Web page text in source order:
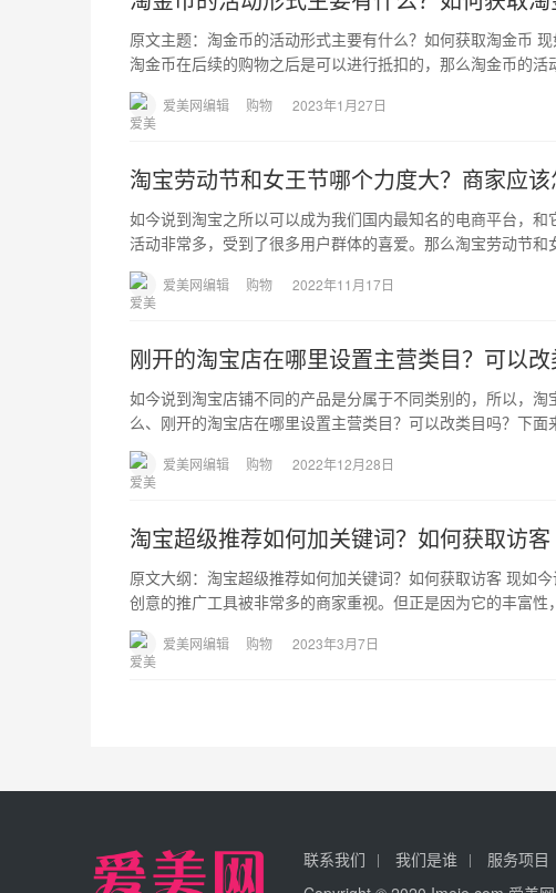
原文主题：淘金币的活动形式主要有什么？如何获取淘金币
淘金币在后续的购物之后是可以进行抵扣的，那么淘金币的
爱美网编辑 购物 2023年1月27日
淘宝劳动节和女王节哪个力度大？商家应
如今说到淘宝之所以可以成为我们国内最知名的电商平台，
活动非常多，受到了很多用户群体的喜爱。那么淘宝劳动节
爱美网编辑 购物 2022年11月17日
刚开的淘宝店在哪里设置主营类目？可以
如今说到淘宝店铺不同的产品是分属于不同类别的，所以，
么、刚开的淘宝店在哪里设置主营类目？可以改类目吗？下
爱美网编辑 购物 2022年12月28日
淘宝超级推荐如何加关键词？如何获取访客
原文大纲：淘宝超级推荐如何加关键词？如何获取访客 现如
创意的推广工具被非常多的商家重视。但正是因为它的丰富
爱美网编辑 购物 2023年3月7日
联系我们 我们是谁 服务项目